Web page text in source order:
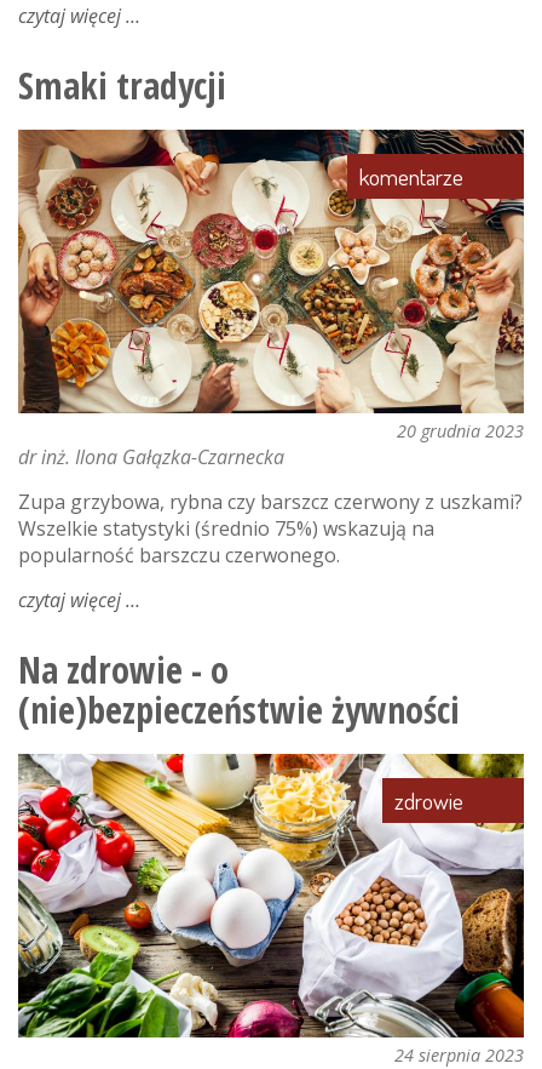
czytaj więcejo
wszystko
o
Smaki tradycji
komentarze
20 grudnia 2023
dr inż. Ilona Gałązka-Czarnecka
Zupa grzybowa, rybna czy barszcz czerwony z uszkami?
Wszelkie statystyki (średnio 75%) wskazują na
popularność barszczu czerwonego.
czytaj więcejo
tradycji
Na zdrowie - o
(nie)bezpieczeństwie żywności
zdrowie
24 sierpnia 2023